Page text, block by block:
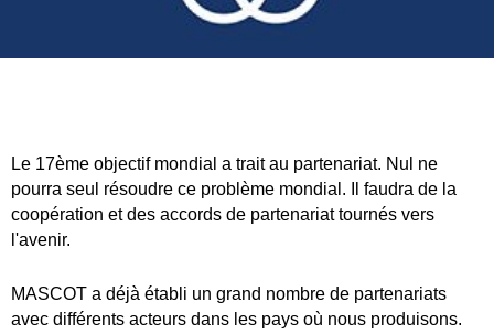
Le 17ème objectif mondial a trait au partenariat. Nul ne
pourra seul résoudre ce problème mondial. Il faudra de la
coopération et des accords de partenariat tournés vers
l'avenir.
MASCOT a déjà établi un grand nombre de partenariats
avec différents acteurs dans les pays où nous produisons.